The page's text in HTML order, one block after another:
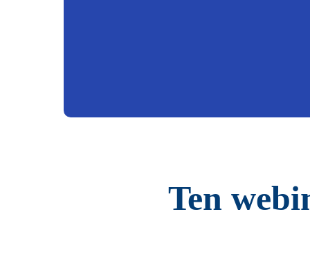
Ten